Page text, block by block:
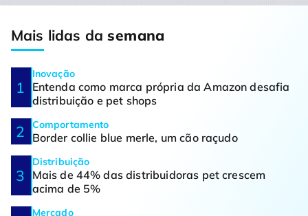
Mais lidas dasemana
Inovação
Entenda como marca própria da Amazon desafia
distribuição e pet shops
Comportamento
Border collie blue merle, um cão raçudo
Distribuição
Mais de 44% das distribuidoras pet crescem
acima de 5%
Mercado